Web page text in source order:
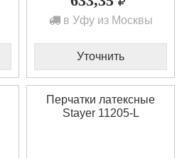
в Уфу из Москвы
Уточнить
Перчатки латексные
Stayer 11205-L